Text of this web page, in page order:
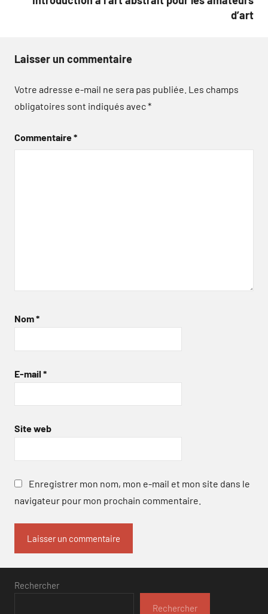
d’art
Laisser un commentaire
Votre adresse e-mail ne sera pas publiée. Les champs
obligatoires sont indiqués avec*
Commentaire*
Nom*
E-mail *
Site web
Enregistrer mon nom, mon e-mail et mon site dans le
navigateur pour mon prochain commentaire.
Rechercher
Rechercher